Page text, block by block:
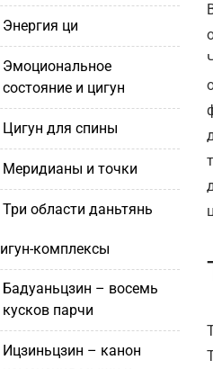
энергия ци
эмоциональное
состояние и цигун
цигун для спины
меридианы и точки
три области даньтянь
цигун-комплексы
бадуаньцзин – восемь
кусков парчи
ицзиньцзин – канон